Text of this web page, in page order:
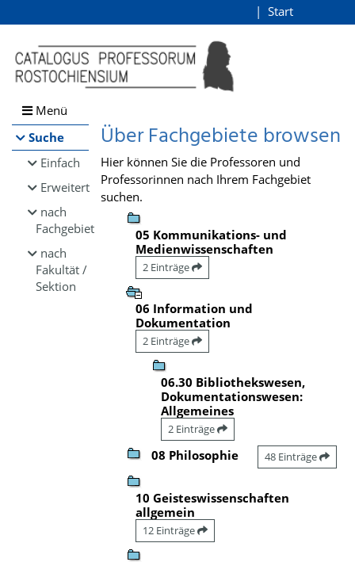
Browsen
direkt zum Inhalt
Start
Menü
Suche
Einfach
Erweitert
nach
Fachgebiet
nach
Fakultät /
Sektion
Über Fachgebiete browsen
Hier können Sie die Professoren und
Professorinnen nach Ihrem Fachgebiet
suchen.
05 Kommunikations- und
Medienwissenschaften
2 Einträge
06 Information und
Dokumentation
2 Einträge
06.30 Bibliothekswesen,
Dokumentationswesen:
Allgemeines
2 Einträge
08 Philosophie 48 Einträge
10 Geisteswissenschaften
allgemein
12 Einträge